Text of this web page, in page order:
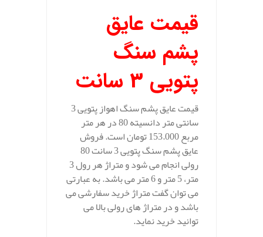
قیمت عایق
پشم سنگ
پتویی 3 سانت
قیمت عایق پشم سنگ اهواز پتویی 3
سانتی متر دانسیته 80 در هر متر
مربع 153.000 تومان است. فروش
عایق پشم سنگ پتویی 3 سانت 80
رولی انجام می شود و متراژ هر رول 3
متر، 5 متر و 6 متر می باشد. به عبارتی
می توان گفت متراژ خرید سفارشی می
باشد و در متراژ های رولی بالا می
توانید خرید نماید.